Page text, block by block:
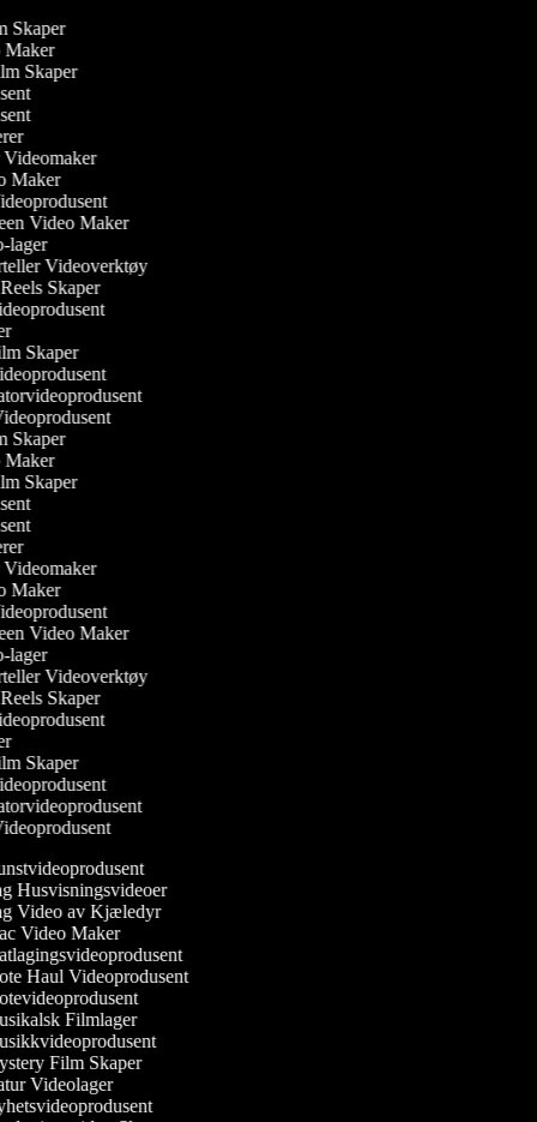
Skaper
Maker
Skaper
Videomaker
Maker
Video Maker
lager
Videoverktøy
Reels Skaper
Skaper
Skaper
Maker
Skaper
Videomaker
Maker
Video Maker
lager
Videoverktøy
Reels Skaper
Skaper
Husvisningsvideoer
Video av Kjæledyr
Video Maker
Haul Videoprodusent
Filmlager
Film Skaper
Videolager